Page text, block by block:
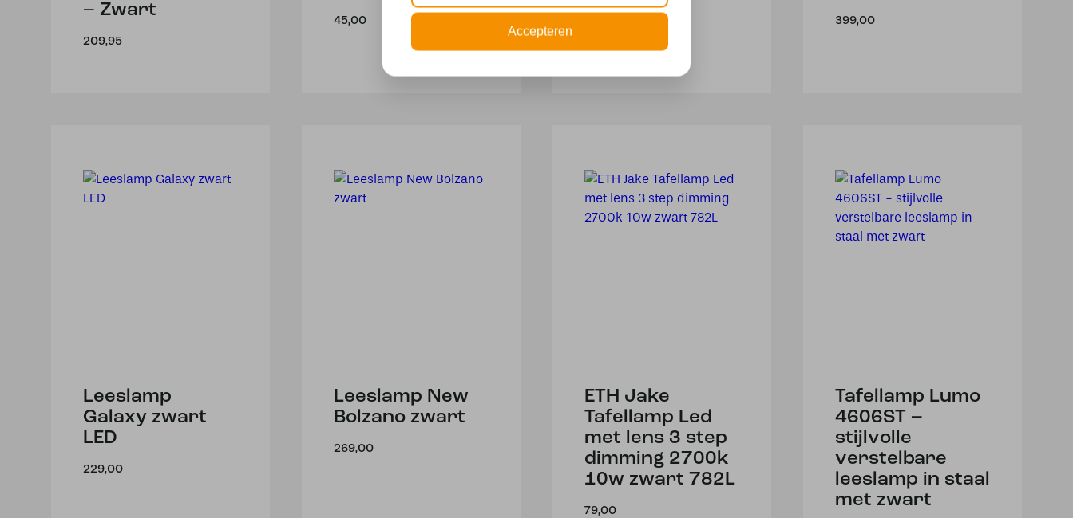
– Zwart
209,95
45,00 399,00
Leeslamp
Galaxy zwart
LED
229,00
Leeslamp New
Bolzano zwart
269,00
ETH Jake
Tafellamp Led
met lens 3 step
dimming 2700k
10w zwart 782L
79,00
Tafellamp Lumo
4606ST –
stijlvolle
verstelbare
leeslamp in staal
met zwart
Accepteren